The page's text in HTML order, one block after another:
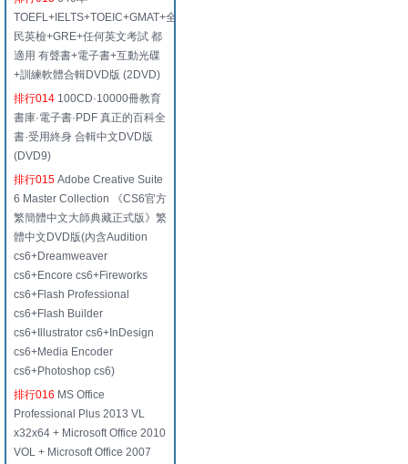
TOEFL+IELTS+TOEIC+GMAT+全
民英檢+GRE+任何英文考試 都
適用 有聲書+電子書+互動光碟
+訓練軟體合輯DVD版 (2DVD)
排行014 100CD·10000冊教育
書庫·電子書·PDF 真正的百科全
書·受用終身 合輯中文DVD版
(DVD9)
排行015 Adobe Creative Suite
6 Master Collection 《CS6官方
繁簡體中文大師典藏正式版》繁
體中文DVD版(內含Audition
cs6+Dreamweaver
cs6+Encore cs6+Fireworks
cs6+Flash Professional
cs6+Flash Builder
cs6+Illustrator cs6+InDesign
cs6+Media Encoder
cs6+Photoshop cs6)
排行016 MS Office
Professional Plus 2013 VL
x32x64 + Microsoft Office 2010
VOL + Microsoft Office 2007